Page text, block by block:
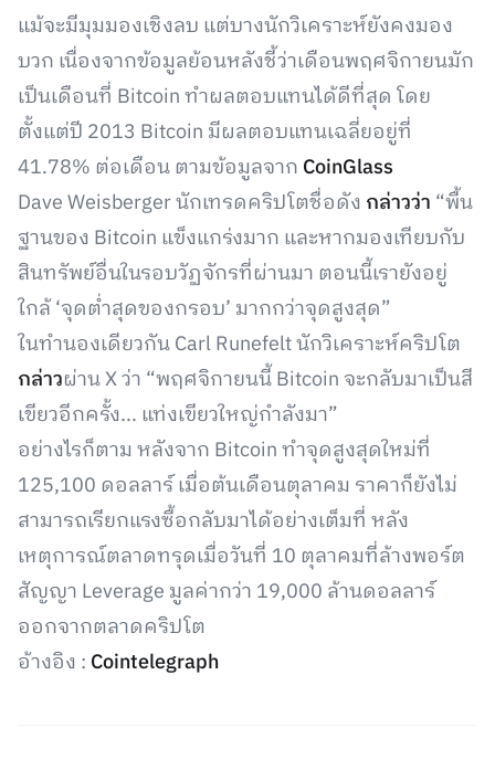
แม้จะมีมุมมองเชิงลบ แต่บางนักวิเคราะห์ยังคงมอง
บวก เนื่องจากข้อมูลย้อนหลังชี้ว่าเดือนพฤศจิกายนมัก
เป็นเดือนที่ Bitcoin ทำผลตอบแทนได้ดีที่สุด โดย
ตั้งแต่ปี 2013 Bitcoin มีผลตอบแทนเฉลี่ยอยู่ที่
41.78% ต่อเดือน ตามข้อมูลจาก CoinGlass
Dave Weisberger นักเทรดคริปโตชื่อดัง กล่าวว่า “พื้น
ฐานของ Bitcoin แข็งแกร่งมาก และหากมองเทียบกับ
สินทรัพย์อื่นในรอบวัฏจักรที่ผ่านมา ตอนนี้เรายังอยู่
ใกล้ ‘จุดต่ำสุดของกรอบ’ มากกว่าจุดสูงสุด”
ในทำนองเดียวกัน Carl Runefelt นักวิเคราะห์คริปโต
กล่าวผ่าน X ว่า “พฤศจิกายนนี้ Bitcoin จะกลับมาเป็นสี
เขียวอีกครั้ง... แท่งเขียวใหญ่กำลังมา”
อย่างไรก็ตาม หลังจาก Bitcoin ทำจุดสูงสุดใหม่ที่
125,100 ดอลลาร์ เมื่อต้นเดือนตุลาคม ราคาก็ยังไม่
สามารถเรียกแรงซื้อกลับมาได้อย่างเต็มที่ หลัง
เหตุการณ์ตลาดทรุดเมื่อวันที่ 10 ตุลาคมที่ล้างพอร์ต
สัญญา Leverage มูลค่ากว่า 19,000 ล้านดอลลาร์
ออกจากตลาดคริปโต
อ้างอิง : Cointelegraph